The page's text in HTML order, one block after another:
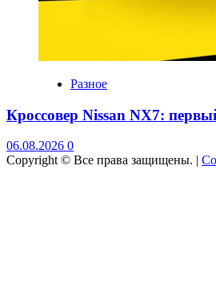
Разное
Кроссовер Nissan NX7:
06.08.2026 0
Copyright © Все права защищены. |